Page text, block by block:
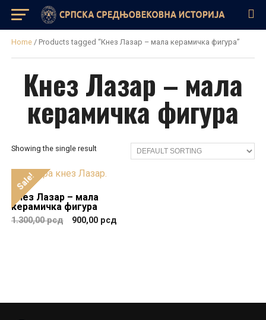
Home/ Products tagged “Кнез Лазар – мала керамичка фигура”
Кнез Лазар – мала
керамичка фигура
Showing the single result
Sale!
Кнез Лазар – мала
керамичка фигура
1.300,00рсд 900,00 рсд